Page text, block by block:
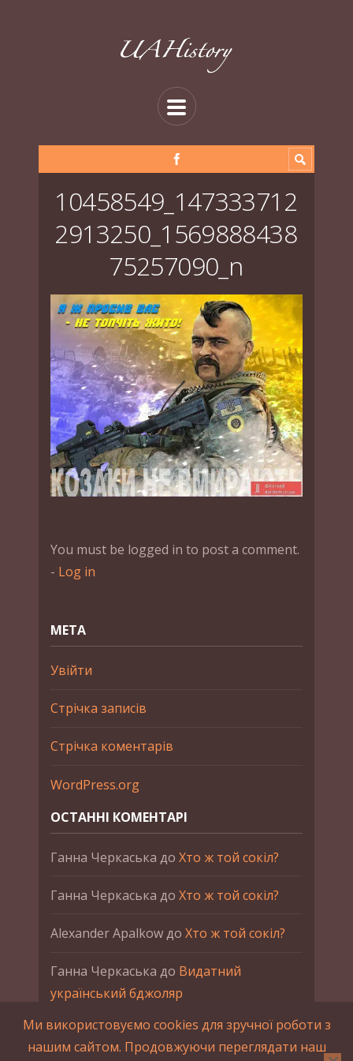
10458549_147333712
2913250_1569888438
75257090_n
You must be logged in to post a comment.
- Log in
МЕТА
Увійти
Стрічка записів
Стрічка коментарів
WordPress.org
ОСТАННІ КОМЕНТАРІ
Ганна Черкаська до Хто ж той сокіл?
Ганна Черкаська до Хто ж той сокіл?
Alexander Apalkowдо Хто ж той сокіл?
Ганна Черкаська до Видатний
український бджоляр
Ганна ЧеркаськадоПетро Франко
Ми використовуємо cookies для зручної роботи з
нашим сайтом. Продовжуючи переглядати наш